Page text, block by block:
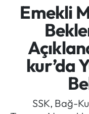
Emekli
kur’da
SSK, Bağ-
Türkiye
Kültür/Sanat
Politika
Politik Kulis
Dünya
Trabzon Trafik
Süper Lig
Tüm Manşetler
Son Dakika
Haber Arşivi